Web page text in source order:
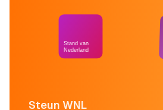
Steun WNL
Stand van
Nederland